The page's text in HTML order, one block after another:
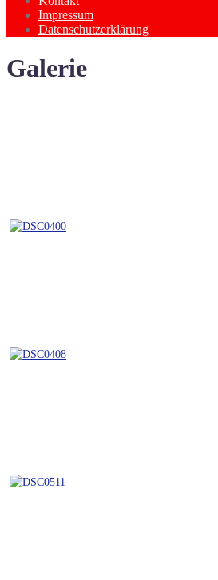
Impressum
Datenschutzerklärung
Galerie